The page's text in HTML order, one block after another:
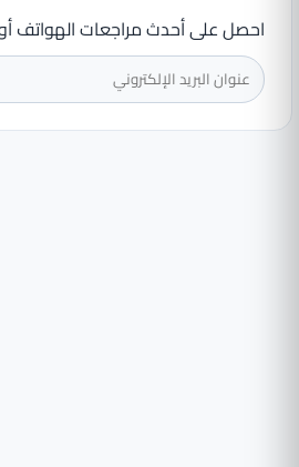
احصل على أحدث مراجعات الهواتف